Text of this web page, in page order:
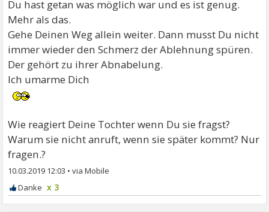
Du hast getan was möglich war und es ist genug.
Mehr als das.
Gehe Deinen Weg allein weiter. Dann musst Du nicht
immer wieder den Schmerz der Ablehnung spüren.
Der gehört zu ihrer Abnabelung.
Ich umarme Dich
Wie reagiert Deine Tochter wenn Du sie fragst?
Warum sie nicht anruft, wenn sie später kommt? Nur
fragen.?
10.03.2019 12:03 •
x 3